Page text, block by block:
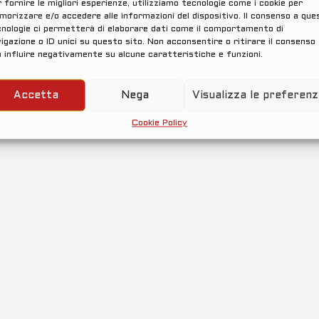
fornire le migliori esperienze, utilizziamo tecnologie come i cookie per
e/o accedere alle informazioni del dispositivo. Il consenso a
ci permetterà di elaborare dati come il comportamento di
o ID unici su questo sito. Non acconsentire o ritirare il consenso
influire negativamente su alcune caratteristiche e funzioni.
Accetta Nega Visualizza le
Cookie Policy
...carica...